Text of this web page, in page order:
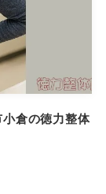
倉の徳力整体